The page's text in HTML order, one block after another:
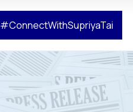
#ConnectWithSupriyaTai